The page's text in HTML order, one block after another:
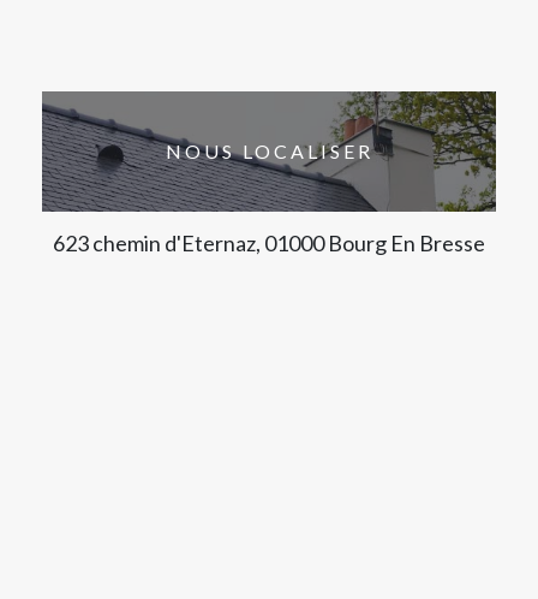
NOUS LOCALISER
623 chemin d'Eternaz, 01000 Bourg En Bresse